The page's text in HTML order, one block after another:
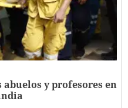
abuelos y profesores en